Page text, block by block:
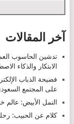
آخر المقالات
الابتكار والذكاء
فضيحة الذباب
على المجتمع
النمل الأبيض: عالم
كلام عن الحبيب: